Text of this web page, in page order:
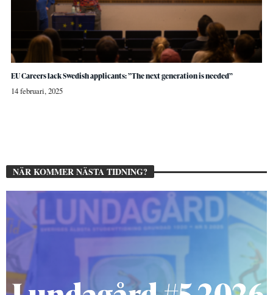
EU Careers lack Swedish applicants: ”The next generation is needed”
14 februari, 2025
NÄR KOMMER NÄSTA TIDNING?